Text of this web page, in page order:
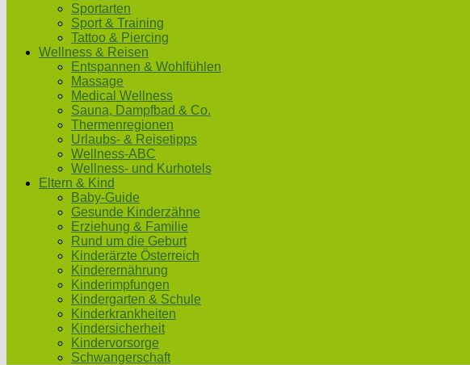
Sportarten
Sport & Training
Tattoo & Piercing
Wellness & Reisen
Entspannen & Wohlfühlen
Massage
Medical Wellness
Sauna, Dampfbad & Co.
Thermenregionen
Urlaubs- & Reisetipps
Wellness-ABC
Wellness- und Kurhotels
Eltern & Kind
Baby-Guide
Gesunde Kinderzähne
Erziehung & Familie
Rund um die Geburt
Kinderärzte Österreich
Kinderernährung
Kinderimpfungen
Kindergarten & Schule
Kinderkrankheiten
Kindersicherheit
Kindervorsorge
Schwangerschaft